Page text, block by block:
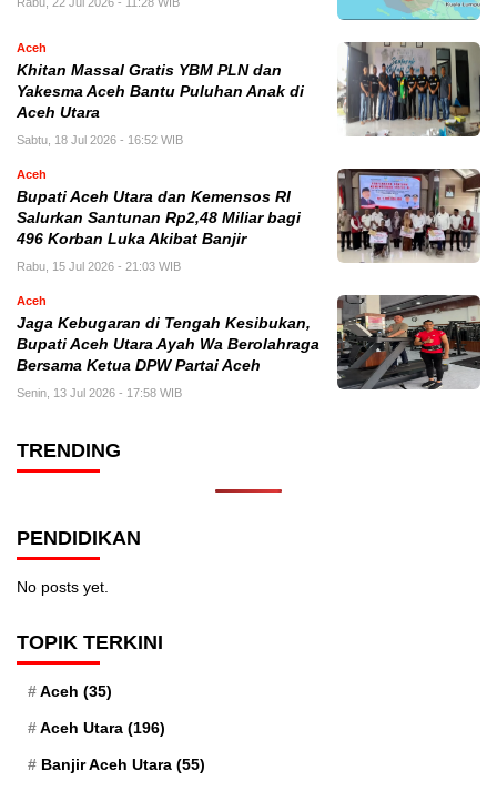
Rabu, 22 Jul 2026 - 11:28 WIB
Aceh
Khitan Massal Gratis YBM PLN dan
Yakesma Aceh Bantu Puluhan Anak di
Aceh Utara
Sabtu, 18 Jul 2026 - 16:52 WIB
Aceh
Bupati Aceh Utara dan Kemensos RI
Salurkan Santunan Rp2,48 Miliar bagi
496 Korban Luka Akibat Banjir
Rabu, 15 Jul 2026 - 21:03 WIB
Aceh
Jaga Kebugaran di Tengah Kesibukan,
Bupati Aceh Utara Ayah Wa Berolahraga
Bersama Ketua DPW Partai Aceh
Senin, 13 Jul 2026 - 17:58 WIB
TRENDING
PENDIDIKAN
No posts yet.
TOPIK TERKINI
Aceh (35)
Aceh Utara (196)
Banjir Aceh Utara (55)